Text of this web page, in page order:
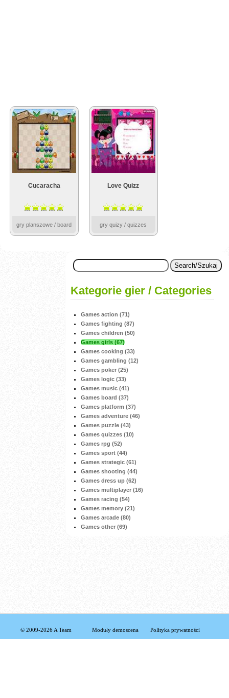
Cucaracha
gry planszowe / board
Love Quizz
gry quizy / quizzes
Kategorie gier / Categories
Games action (71)
Games fighting (87)
Games children (50)
Games girls (67)
Games cooking (33)
Games gambling (12)
Games poker (25)
Games logic (33)
Games music (41)
Games board (37)
Games platform (37)
Games adventure (46)
Games puzzle (43)
Games quizzes (10)
Games rpg (52)
Games sport (44)
Games strategic (61)
Games shooting (44)
Games dress up (62)
Games multiplayer (16)
Games racing (54)
Games memory (21)
Games arcade (80)
Games other (69)
© 2009-2026 A Team Moduły demoscena Polityka prywatności